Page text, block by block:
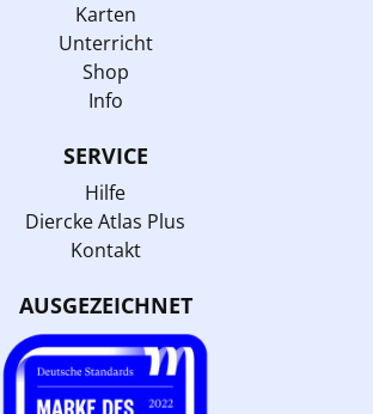
Karten
Unterricht
Shop
Info
SERVICE
Hilfe
Diercke Atlas Plus
Kontakt
AUSGEZEICHNET